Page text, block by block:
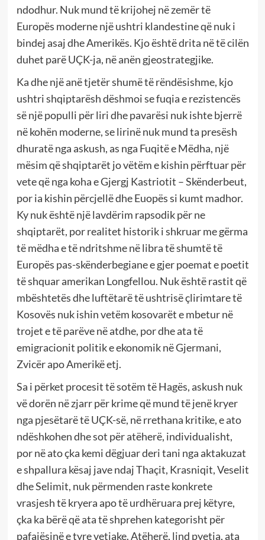
ndodhur. Nuk mund të krijohej në zemër të
Europës moderne një ushtri klandestine që nuk i
bindej asaj dhe Amerikës. Kjo është drita në të cilën
duhet parë UÇK-ja, në anën gjeostrategjike.
Ka dhe një anë tjetër shumë të rëndësishme, kjo
ushtri shqiptarësh dëshmoi se fuqia e rezistencës
së një populli për liri dhe pavarësi nuk ishte bjerrë
në kohën moderne, se lirinë nuk mund ta presësh
dhuratë nga askush, as nga Fuqitë e Mëdha, një
mësim që shqiptarët jo vëtëm e kishin përftuar për
vete që nga koha e Gjergj Kastriotit – Skënderbeut,
por ia kishin përcjellë dhe Euopës si kumt madhor.
Ky nuk është një lavdërim rapsodik për ne
shqiptarët, por realitet historik i shkruar me gërma
të mëdha e të ndritshme në libra të shumtë të
Europës pas-skënderbegiane e gjer poemat e poetit
të shquar amerikan Longfellou. Nuk është rastit që
mbështetës dhe luftëtarë të ushtrisë çlirimtare të
Kosovës nuk ishin vetëm kosovarët e mbetur në
trojet e të parëve në atdhe, por dhe ata të
emigracionit politik e ekonomik në Gjermani,
Zvicër apo Amerikë etj.
Sa i përket procesit të sotëm të Hagës, askush nuk
vë dorën në zjarr për krime që mund të jenë kryer
nga pjesëtarë të UÇK-së, në rrethana kritike, e ato
ndëshkohen dhe sot për atëherë, individualisht,
por në ato çka kemi dëgjuar deri tani nga aktakuzat
e shpallura kësaj jave ndaj Thaçit, Krasniqit, Veselit
dhe Selimit, nuk përmenden raste konkrete
vrasjesh të kryera apo të urdhëruara prej këtyre,
çka ka bërë që ata të shprehen kategorisht për
pafajësinë e tyre vetjake. Atëherë, lind pyetja, ata